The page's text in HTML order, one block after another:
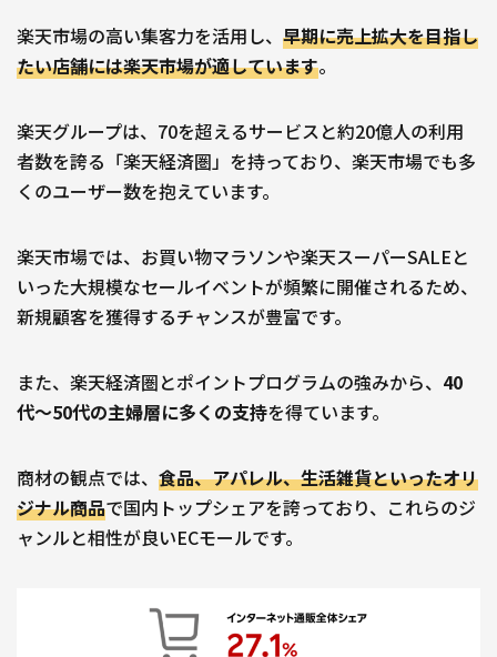
楽天市場の高い集客力を活用し、 早期に売上拡大を目指し
たい店舗には楽天市場が適しています。
楽天グループは、70を超えるサービスと約20億人の利用
者数を誇る「楽天経済圏」を持っており、楽天市場でも多
くのユーザー数を抱えています。
楽天市場では、お買い物マラソンや楽天スーパーSALEと
いった大規模なセールイベントが頻繁に開催されるため、
新規顧客を獲得するチャンスが豊富です。
また、楽天経済圏とポイントプログラムの強みから、 40
代〜50代の主婦層に多くの支持を得ています。
商材の観点では、 食品、アパレル、生活雑貨といったオリ
ジナル商品で国内トップシェアを誇っており、これらのジ
ャンルと相性が良いECモールです。